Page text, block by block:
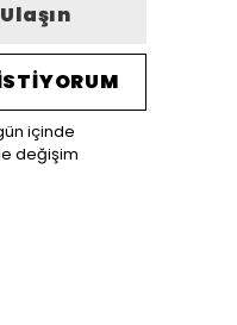
içinde
değişim